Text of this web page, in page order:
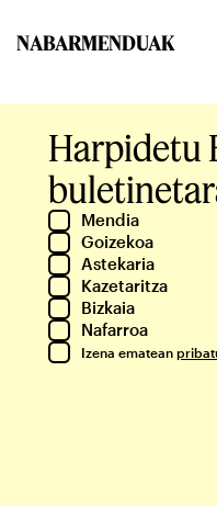
NABARMENDUAK
Harpidetu
Mendia
Goizekoa
Astekaria
Kazetaritza
Bizkaia
Nafarroa
Izena ematean